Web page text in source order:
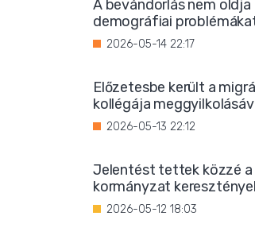
A bevándorlás nem oldja
demográfiai
2026-05-14 22:17
Előzetesbe került a
kollégája
2026-05-13 22:12
Jelentést tettek közzé a
kormányzat
2026-05-12 18:03